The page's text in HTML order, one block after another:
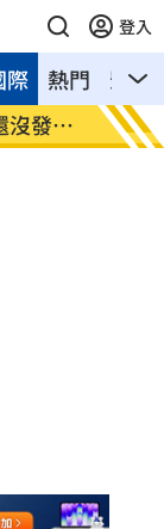
登入
熱門 影音
際
沒發陸
新／